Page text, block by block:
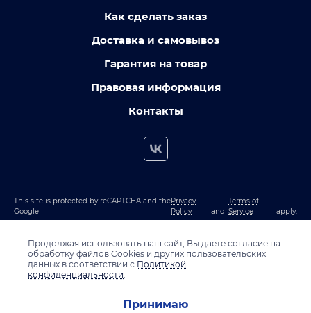
Как сделать заказ
Доставка и самовывоз
Гарантия на товар
Правовая информация
Контакты
This site is protected by reCAPTCHA and the
Google
Privacy
Policy
and
Terms of
Service
apply.
Продолжая использовать наш сайт, Вы даете согласие на
обработку файлов Cookies и других пользовательских
данных в соответствии с Политикой
конфиденциальности.
Принимаю